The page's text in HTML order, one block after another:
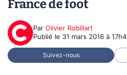
France de foot
Par Olivier Robillart
Publié le 31 mars 2016 à
Suivez-nous